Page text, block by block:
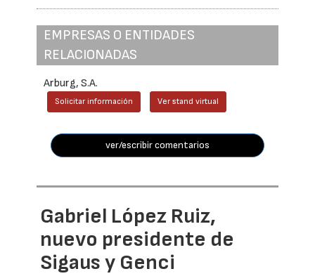
EMPRESAS O ENTIDADES
RELACIONADAS
Arburg, S.A.
Solicitar información Ver stand virtual
ver/escribir comentarios
Gabriel López Ruiz,
nuevo presidente de
Sigaus y Genci